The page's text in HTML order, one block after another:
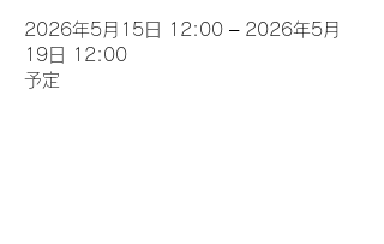
2026年5月15日 12:00 – 2026年5月
19日 12:00
予定